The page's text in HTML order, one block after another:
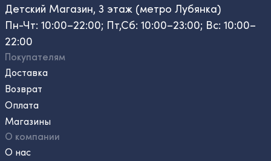
Детский Магазин, 3 этаж (метро Лубянка)
Пн-Чт: 10:00–22:00; Пт,Сб: 10:00–23:00; Вс: 10:00–
22:00
Покупателям
Доставка
Возврат
Оплата
Магазины
О компании
О нас